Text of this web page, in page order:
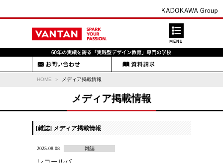
HOME メディア掲載情報
メディア掲載情報
[雑誌] メディア掲載情報
2025.08.08 雑誌
レコールバ